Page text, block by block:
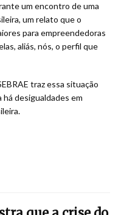
um encontro de uma
um relato que o
para empreendedoras
aliás, nós, o perfil que
traz essa situação
desigualdades em